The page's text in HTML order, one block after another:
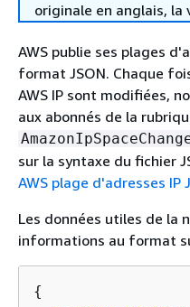
originale en anglais, la
AWS publie ses plages
format JSON. Chaque
AWS IP sont modifiées,
aux abonnés de la
sur la syntaxe du fichier
AWS plage d'adresses IP
Les données utiles de la
informations au format
{